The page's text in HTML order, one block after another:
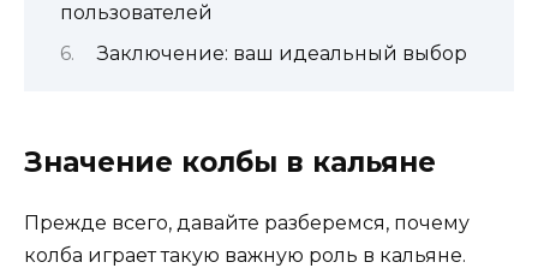
пользователей
Заключение: ваш идеальный выбор
Значение колбы в кальяне
Прежде всего, давайте разберемся, почему
колба играет такую важную роль в кальяне.